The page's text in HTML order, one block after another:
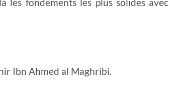
les fondements les plus solides
Ibn Ahmed al Maghribi.